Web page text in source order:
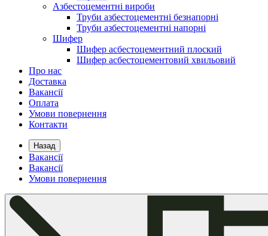
Азбестоцементні вироби
Труби азбестоцементні безнапорні
Труби азбестоцементні напорні
Шифер
Шифер асбестоцементний плоский
Шифер асбестоцементовий хвильовий
Про нас
Доставка
Вакансії
Оплата
Умови повернення
Контакти
Назад
Вакансії
Вакансії
Умови повернення